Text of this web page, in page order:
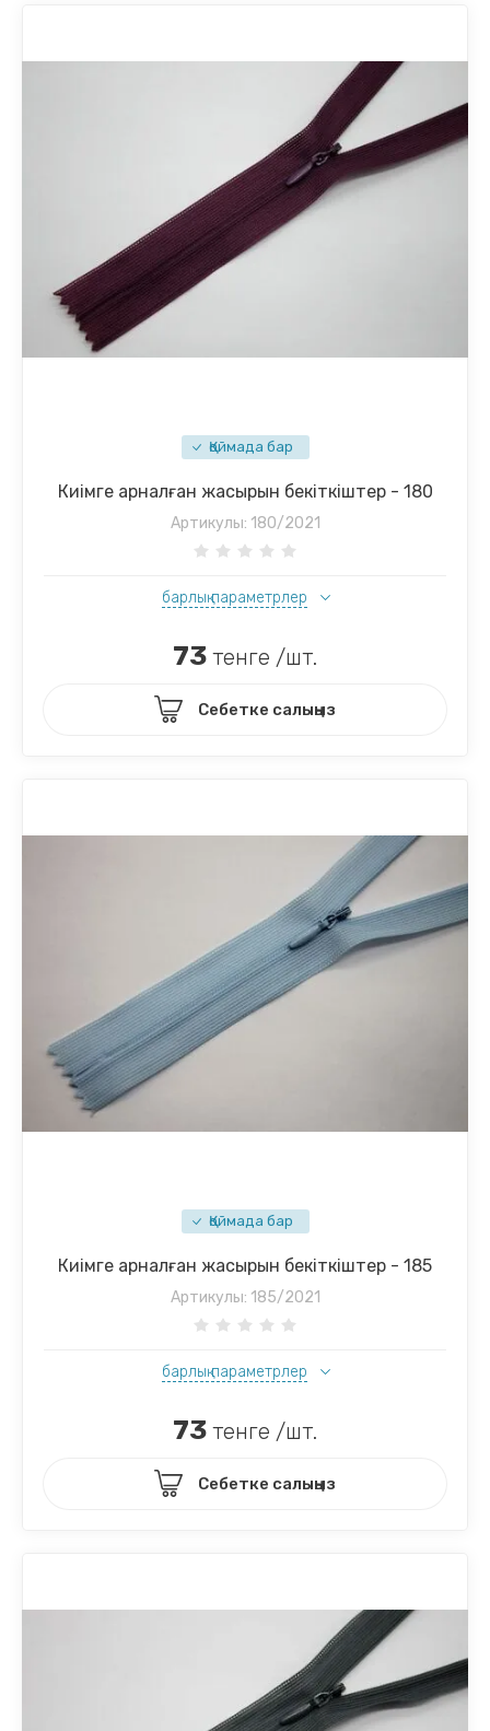
Қоймада бар
Киімге арналған жасырын бекіткіштер - 180
Артикулы: 180/2021
барлық параметрлер
73 тенге /шт.
Себетке салыңыз
Қоймада бар
Киімге арналған жасырын бекіткіштер - 185
Артикулы: 185/2021
барлық параметрлер
73 тенге /шт.
Себетке салыңыз